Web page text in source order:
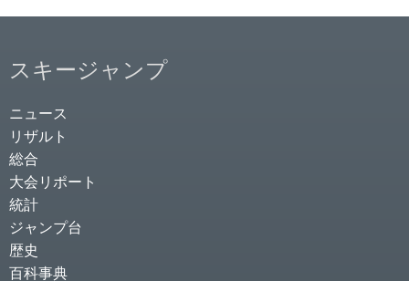
スキージャンプ
ニュース
リザルト
総合
大会リポート
統計
ジャンプ台
歴史
百科事典